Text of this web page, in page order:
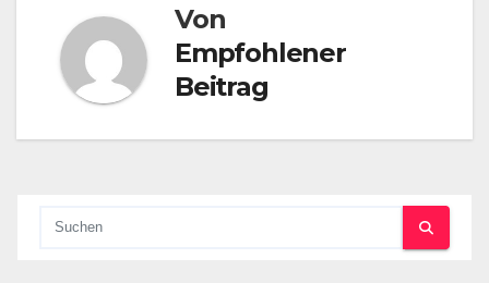
Von
Empfohlener
Beitrag